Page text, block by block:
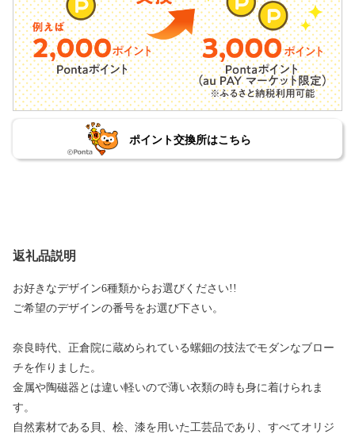
ポイント交換所はこちら
返礼品説明
お好きなデザイン6種類からお選びください!!
ご希望のデザインの番号をお選び下さい。
奈良時代、正倉院に蔵められている螺鈿の技法でモダンなブロー
チを作りました。
金属や陶磁器とは違い軽いので薄い衣類の時も身に着けられま
す。
自然素材である貝、桧、漆を用いた工芸品であり、すべてオリジ